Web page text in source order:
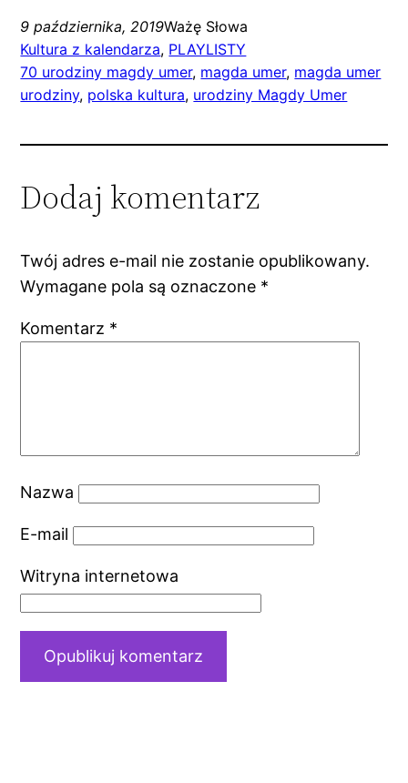
9 października, 2019Ważę Słowa
Kultura z kalendarza, PLAYLISTY
70 urodziny magdy umer, magda umer, magda umer
urodziny, polska kultura, urodziny Magdy Umer
Dodaj komentarz
Twój adres e-mail nie zostanie opublikowany.
Wymagane pola są oznaczone *
Komentarz *
Nazwa
E-mail
Witryna internetowa